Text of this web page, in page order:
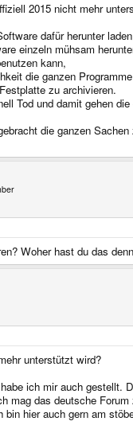
2015 nicht mehr
dafür herunter
einzeln mühsam
kann,
die ganzen
zu archivieren.
Tod und damit gehen
die ganzen
Woher hast du das
unterstützt wird?
ich mir auch gestellt.
mag das deutsche
bin hier auch gern am